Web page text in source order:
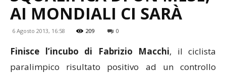
AI MONDIALI CI SARÀ
6 Agosto 2013, 16:58 209 0
Finisce l’incubo di Fabrizio Macchi, il ciclista
paralimpico risultato positivo ad un controllo